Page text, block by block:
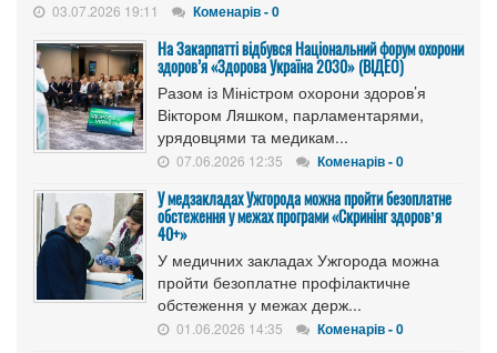
03.07.2026 19:11 Коменарів - 0
На Закарпатті відбувся Національний форум охорони
здоров’я «Здорова Україна 2030» (ВІДЕО)
Разом із Міністром охорони здоров’я
Віктором Ляшком, парламентарями,
урядовцями та медикам...
07.06.2026 12:35 Коменарів - 0
У медзакладах Ужгорода можна пройти безоплатне
обстеження у межах програми «Скринінг здоровʼя
40+»
У медичних закладах Ужгорода можна
пройти безоплатне профілактичне
обстеження у межах держ...
01.06.2026 14:35 Коменарів - 0